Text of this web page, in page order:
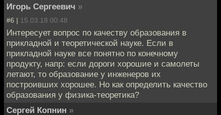
Игорь Сергеевич »
#6 | 15.03.18 00:48
Интересует вопрос по качеству образования в
прикладной и теоретической науке. Если в
прикладной науке все понятно по конечному
продукту, напр: если дороги хорошие и самолеты
летают, то образование у инженеров их
построивших хорошее. Но как определить качество
образования у физика-теоретика?
Сергей Копнин »